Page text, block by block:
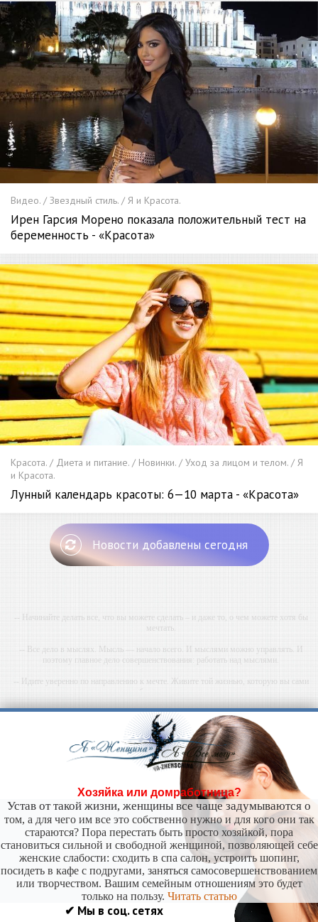
Видео. / Звездный стиль. / Я и Красота.
Ирен Гарсия Морено показала положительный тест на
беременность - «Красота»
Красота. / Диета и питание. / Новинки. / Уход за лицом и телом. / Я
и Красота.
Лунный календарь красоты: 6—10 марта - «Красота»
Новости добавлены сегодня
-- Начинайте делать все, что вы можете сделать – и даже то, о чем можете хотя бы
мечтать.
-- Все дело в мыслях. Мысль — начало всего. И мыслями можно управлять. И
поэтому главное дело совершенствования: работать над мыслями.
-- Идите уверенно по направлению к мечте. Живите той жизнью, которую вы сами
-- Самое большое богатство — это ум. Самая большая нищета — глупость. Из всех
страхов самый пугающий — самолюбование.
-- Лучшее, что можно сделать с хорошим советом, это пропустить его мимо ушей. Он
никогда не бывает полезен никому, кроме того, кто его дал.
-- Люблю давать советы и очень не люблю, когда их дают мне.
Хозяйка или домработница?
Устав от такой жизни, женщины все чаще задумываются о
том, а для чего им все это собственно нужно и для кого они так
стараются? Пора перестать быть просто хозяйкой, пора
становиться сильной и свободной женщиной, позволяющей себе
женские слабости: сходить в спа салон, устроить шопинг,
посидеть в кафе с подругами, заняться самосовершенствованием
или творчеством. Вашим семейным отношениям это будет
только на пользу. Читать статью
✔ Мы в соц. сетях